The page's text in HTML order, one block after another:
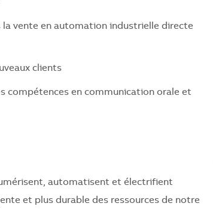
la vente en automation industrielle directe
clients
compétences en communication orale et
automatisent et électrifient
et plus durable des ressources de notre